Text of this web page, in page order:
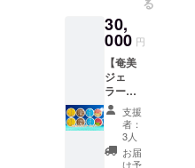
添加
物：な
し アレ
ルギー
表示：
特にな
し
有効期
間：
2025年
9月1
日〜
2026年
9月1日
までの1
年間
30,
000 円
【奄美
ジェ
ラート
オスス
メつめ
合わ
せ】8個
入り 祖
支援
者：
3人
お届
け予